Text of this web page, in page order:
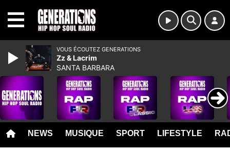
NEWS MUSIQUE SPORT LIFESTYLE
VOUS ÉCOUTEZ GENERATIONS
Zz & Lacrim
SANTA BARBARA